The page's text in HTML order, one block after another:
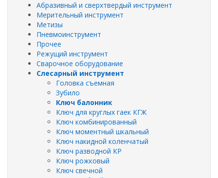
Абразивный и сверхтвердый инструмент
Мерительный инструмент
Метизы
Пневмоинструмент
Прочее
Режущий инструмент
Сварочное оборудование
Слесарный инструмент
Головка съемная
Зубило
Ключ балонник
Ключ для круглых гаек КГЖ
Ключ комбинированный
Ключ моментный шкальный
Ключ накидной коленчатый
Ключ разводной КР
Ключ рожковый
Ключ свечной